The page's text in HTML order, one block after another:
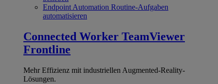
Endpoint Automation Routine-Aufgaben
automatisieren
Connected Worker TeamViewer
Frontline
Mehr Effizienz mit industriellen Augmented-Reality-
Lösungen.